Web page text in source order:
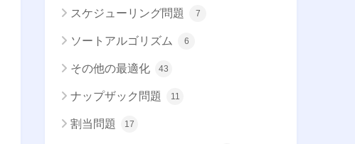
スケジューリング問題 7
ソートアルゴリズム 6
その他の最適化 43
ナップザック問題 11
割当問題 17